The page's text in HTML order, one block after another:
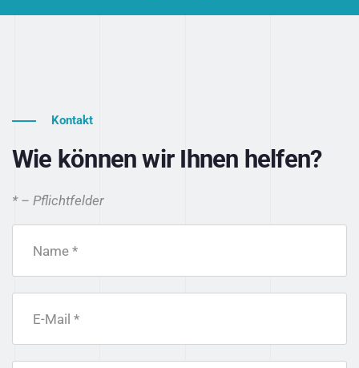
Kontakt
Wie können wir Ihnen helfen?
* – Pflichtfelder
Name *
E-Mail *